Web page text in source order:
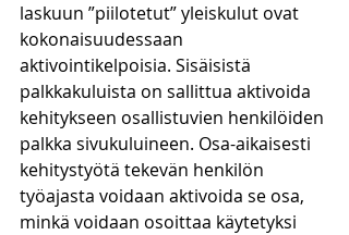
laskuun ”piilotetut” yleiskulut ovat
kokonaisuudessaan
aktivointikelpoisia. Sisäisistä
palkkakuluista on sallittua aktivoida
kehitykseen osallistuvien henkilöiden
palkka sivukuluineen. Osa-aikaisesti
kehitystyötä tekevän henkilön
työajasta voidaan aktivoida se osa,
minkä voidaan osoittaa käytetyksi